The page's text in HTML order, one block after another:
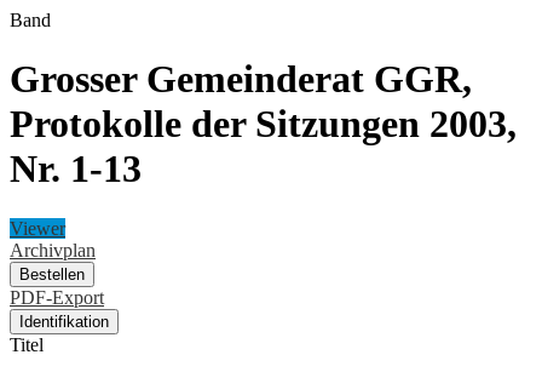
Band
Grosser Gemeinderat GGR,
Protokolle der Sitzungen 2003,
Nr. 1-13
Viewer
Archivplan
Bestellen
PDF-Export
Identifikation
Titel